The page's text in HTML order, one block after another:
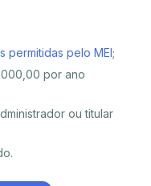
permitidas pelo MEI;
por ano
ou titular